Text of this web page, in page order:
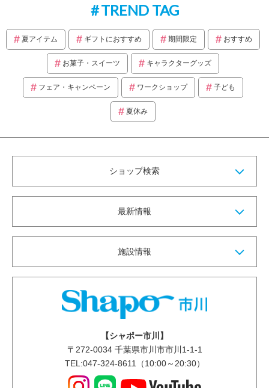
TREND TAG
夏アイテム ギフトにおすすめ 期間限定 おすすめ
お菓子・スイーツ キャラクターグッズ
フェア・キャンペーン ワークショップ 子ども
夏休み
ショップ検索
最新情報
施設情報
【シャポー市川】
〒 272-0034千葉県市川市市川1-1-1
TEL:047-324-8611（10:00～20:30）